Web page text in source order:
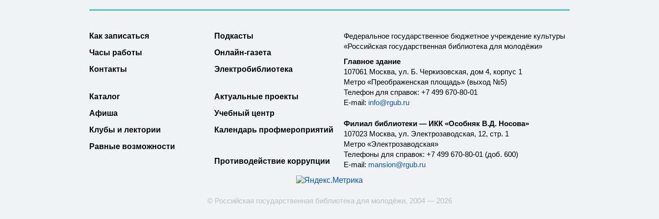
Как записаться
Часы работы
Контакты
Каталог
Афиша
Клубы и лектории
Равные возможности
Подкасты
Онлайн-газета
Электробиблиотека
Актуальные проекты
Учебный центр
Календарь профмероприятий
Противодействие коррупции
Федеральное государственное бюджетное учреждение культуры
«Российская государственная библиотека для молодёжи»
Главное здание
107061 Москва, ул. Б. Черкизовская, дом 4, корпус 1
Метро «Преображенская площадь» (выход №5)
Телефон для справок: +7 499 670-80-01
E-mail: info@rgub.ru
Филиал библиотеки — ИКК «Особняк В.Д. Носова»
107023 Москва, ул. Электрозаводская, 12, стр. 1
Метро «Электрозаводская»
Телефоны для справок: +7 499 670-80-01 (доб. 600)
E-mail: mansion@rgub.ru
© Российская государственная библиотека для молодёжи, 2004 — 2026